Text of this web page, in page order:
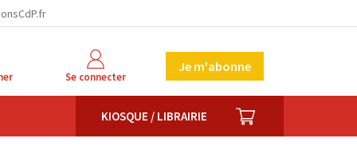
Se connecter
Je m'abonne
KIOSQUE / LIBRAIRIE PANIER